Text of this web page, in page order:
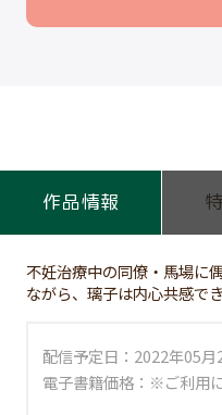
作品情報
不妊治療中の同僚・馬場に
ながら、璃子は内心共感で
配信予定日：2022年05月
電子書籍価格：※ご利用